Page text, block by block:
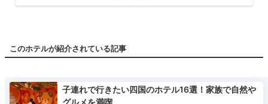
このホテルが紹介されている記事
子連れで行きたい四国のホテル16選！家族で自然や
グルメを満喫